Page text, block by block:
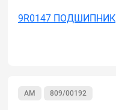
9R0147 ПОДШИПНИК
AM 809/00192